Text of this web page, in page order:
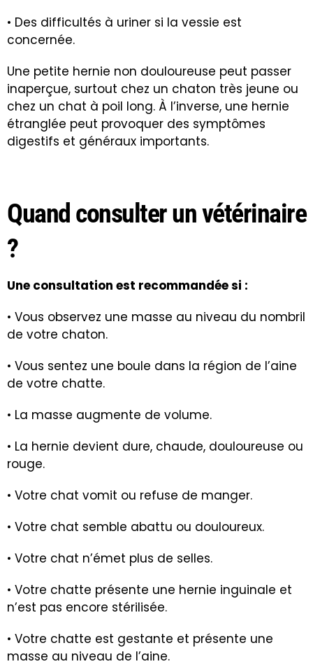
• Des difficultés à uriner si la vessie est
concernée.
Une petite hernie non douloureuse peut passer
inaperçue, surtout chez un chaton très jeune ou
chez un chat à poil long. À l’inverse, une hernie
étranglée peut provoquer des symptômes
digestifs et généraux importants.
Quand consulter un vétérinaire
?
Une consultation est recommandée si :
• Vous observez une masse au niveau du nombril
de votre chaton.
• Vous sentez une boule dans la région de l’aine
de votre chatte.
• La masse augmente de volume.
• La hernie devient dure, chaude, douloureuse ou
rouge.
• Votre chat vomit ou refuse de manger.
• Votre chat semble abattu ou douloureux.
• Votre chat n’émet plus de selles.
• Votre chatte présente une hernie inguinale et
n’est pas encore stérilisée.
• Votre chatte est gestante et présente une
masse au niveau de l’aine.